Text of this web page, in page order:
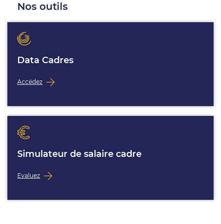
Nos outils
Data Cadres
Accédez
Simulateur de salaire cadre
Evaluez